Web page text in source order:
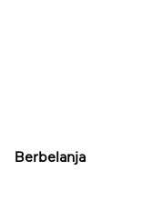
Berbelanja